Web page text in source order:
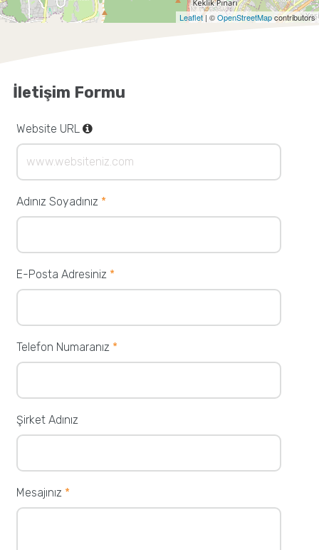
Leaflet| ©OpenStreetMapcontributors
İletişim Formu
Website URL
Adınız Soyadınız *
E-Posta Adresiniz *
Telefon Numaranız *
Şirket Adınız
Mesajınız *